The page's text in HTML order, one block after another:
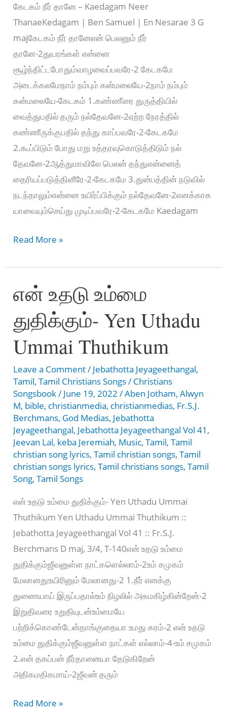
கேடகம் நீர் தானே – Kaedagam Neer
ThanaeKedagam | Ben Samuel | En Nesarae 3 G
majகேடகம் நீர் தானேஎன் பெலனும் நீர்
தானே-2துயரங்கள் என்னை
சூழ்ந்திட்டபோதும்வாழவைப்பவரே-2 கேடகமே
அடைக்கலமேநாம் நம்பும் கன்மலையே-2நாம் நம்பும்
கன்மலையே-கேடகம் 1.கண்ணீரை துருத்தியில்
வைத்துபதில் தரும் நல்தேவனே-2ஏற்ற நேரத்தில்
கண்ணீருக்குபதில் தந்து காப்பவரே-2-கேடகமே
2.கூப்பிடும் போது மறு உத்தரவுகொடுத்திடும் நல்
தேவனே-2ஆத்துமாவிலே பெலன் தந்துஎன்னைத்
தைரியப்படுத்தினீரே-2-கேடகமே 3.துன்பத்தின் நடுவில்
நடந்தாலும்என்னை உயிர்ப்பிக்கும் நல்தேவனே-2எனக்காக
யாவையும்செய்து முடிப்பவரே-2-கேடகமே Kaedagam
கேடகம்
தானே
Kaedagam
Neer
Thanae
Read More »
என் உதடு உம்மை
துதிக்கும்- Yen Uthadu
Ummai Thuthikum
Leave a Comment/ Jebathotta Jeyageethangal,
Tamil,Tamil Christians Songs/ Christians
Songsbook/ June 19, 2022/Aben Jotham,Alwyn
M, bible, christianmedia, christianmedias, Fr.S.J.
Berchmans, God Medias, Jebathotta
Jeyageethangal, Jebathotta Jeyageethangal Vol 41 ,
Jeevan Lal, keba Jeremiah, Music,Tamil,Tamil
christian song lyrics,Tamil christian songs,Tamil
christian songs lyrics,Tamil christians songs,Tamil
Song,Tamil Songs
என் உதடு உம்மை துதிக்கும்- Yen Uthadu Ummai
Thuthikum Yen Uthadu Ummai Thuthikum ::
Jebathotta Jeyageethangal Vol 41 :: Fr.S.J.
Berchmans D maj, 3/4, T-140என் உதடு உம்மை
துதிக்கும்ஜீவனுள்ள நாட்களெல்லாம்-2உம் சமுகம்
மேலானதுஉயிரினும் மேலானது-2 1.நீர் எனக்கு
துணையாய் இருப்பதால்உம் நிழலில் அகமகிழ்கின்றேன்-2
இறுதிவரை உறுதியுடன்உம்மையே
பற்றிக்கொண்டேன்தாங்குதையா உமது கரம்-2 என் உதடு
உம்மை துதிக்கும்ஜீவனுள்ள நாட்கள் எல்லாம்-4-உம் சமுகம்
2.என் தகப்பன் நீர்தானையா தேடுகிறேன்
அதிகமதிகமாய்-2ஜீவன் தரும்
என்
Read More »